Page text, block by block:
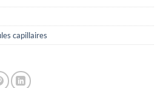
capillaires